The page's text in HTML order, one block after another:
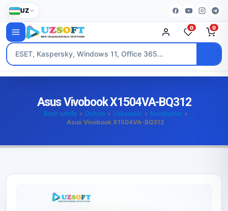
UZ
0 0
Asus Vivobook X1504VA-BQ312
Bosh sahifa » Do’kon » Uskunalar » Noutbuklar »
Asus Vivobook X1504VA-BQ312